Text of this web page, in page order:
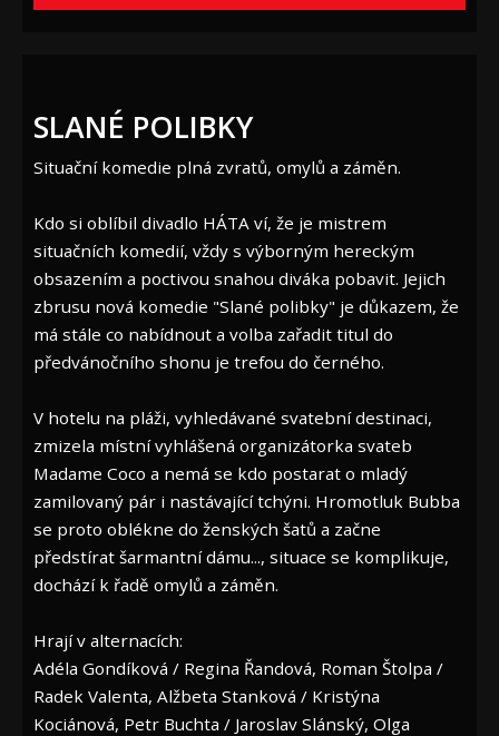
SLANÉ POLIBKY
Situační komedie plná zvratů, omylů a záměn.
Kdo si oblíbil divadlo HÁTA ví, že je mistrem
situačních komedií, vždy s výborným hereckým
obsazením a poctivou snahou diváka pobavit. Jejich
zbrusu nová komedie "Slané polibky" je důkazem, že
má stále co nabídnout a volba zařadit titul do
předvánočního shonu je trefou do černého.
V hotelu na pláži, vyhledávané svatební destinaci,
zmizela místní vyhlášená organizátorka svateb
Madame Coco a nemá se kdo postarat o mladý
zamilovaný pár i nastávající tchýni. Hromotluk Bubba
se proto oblékne do ženských šatů a začne
předstírat šarmantní dámu..., situace se komplikuje,
dochází k řadě omylů a záměn.
Hrají v alternacích:
Adéla Gondíková / Regina Řandová, Roman Štolpa /
Radek Valenta, Alžbeta Stanková / Kristýna
Kociánová, Petr Buchta / Jaroslav Slánský, Olga